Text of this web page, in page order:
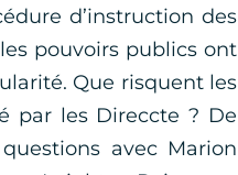
d’instruction des
pouvoirs publics ont
Que risquent les
par les Direccte ? De
avec Marion